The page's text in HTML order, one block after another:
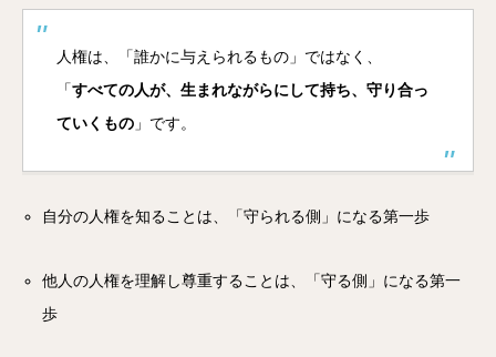
人権は、「誰かに与えられるもの」ではなく、
「すべての人が、生まれながらにして持ち、守り合っ
ていくもの 」です。
自分の人権を知ることは、「守られる側」になる第一歩
他人の人権を理解し尊重することは、「守る側」になる第一
歩